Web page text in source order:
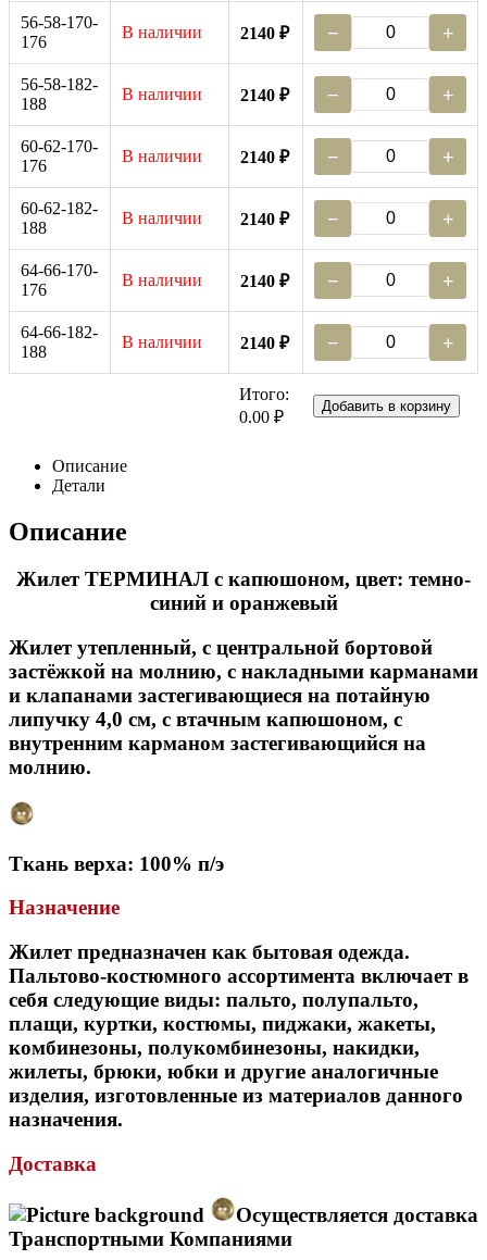
56-58-170-
176
В наличии 2140 ₽ − +
56-58-182-
188
В наличии 2140 ₽ − +
60-62-170-
176
В наличии 2140 ₽ − +
60-62-182-
188
В наличии 2140 ₽ − +
64-66-170-
176
В наличии 2140 ₽ − +
64-66-182-
188
В наличии 2140 ₽ − +
Итого:
0.00 ₽
Добавить в корзину
Описание
Детали
Описание
Жилет ТЕРМИНАЛ с капюшоном, цвет: темно-
синий и оранжевый
Жилет утепленный, с центральной бортовой
застёжкой на молнию, с накладными карманами
и клапанами застегивающиеся на потайную
липучку 4,0 см, с втачным капюшоном, с
внутренним карманом застегивающийся на
молнию.
Ткань верха: 100% п/э
Назначение
Жилет предназначен как бытовая одежда.
Пальтово-костюмного ассортимента включает в
себя следующие виды: пальто, полупальто,
плащи, куртки, костюмы, пиджаки, жакеты,
комбинезоны, полукомбинезоны, накидки,
жилеты, брюки, юбки и другие аналогичные
изделия, изготовленные из материалов данного
назначения.
Доставка
Осуществляется доставка
Транспортными Компаниями